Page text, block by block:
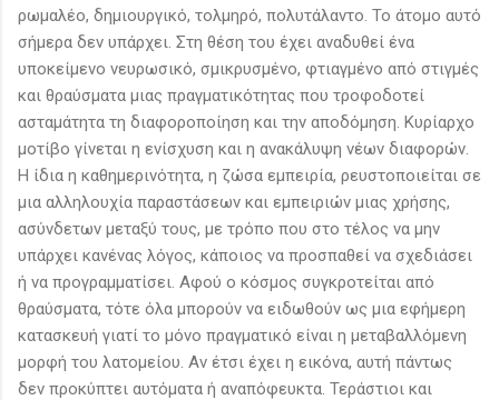
ρωμαλέο, δημιουργικό, τολμηρό, πολυτάλαντο. Το άτομο αυτό
σήμερα δεν υπάρχει. Στη θέση του έχει αναδυθεί ένα
υποκείμενο νευρωσικό, σμικρυσμένο, φτιαγμένο από στιγμές
και θραύσματα μιας πραγματικότητας που τροφοδοτεί
ασταμάτητα τη διαφοροποίηση και την αποδόμηση. Κυρίαρχο
μοτίβο γίνεται η ενίσχυση και η ανακάλυψη νέων διαφορών.
Η ίδια η καθημερινότητα, η ζώσα εμπειρία, ρευστοποιείται σε
μια αλληλουχία παραστάσεων και εμπειριών μιας χρήσης,
ασύνδετων μεταξύ τους, με τρόπο που στο τέλος να μην
υπάρχει κανένας λόγος, κάποιος να προσπαθεί να σχεδιάσει
ή να προγραμματίσει. Αφού ο κόσμος συγκροτείται από
θραύσματα, τότε όλα μπορούν να ειδωθούν ως μια εφήμερη
κατασκευή γιατί το μόνο πραγματικό είναι η μεταβαλλόμενη
μορφή του λατομείου. Αν έτσι έχει η εικόνα, αυτή πάντως
δεν προκύπτει αυτόματα ή αναπόφευκτα. Τεράστιοι και